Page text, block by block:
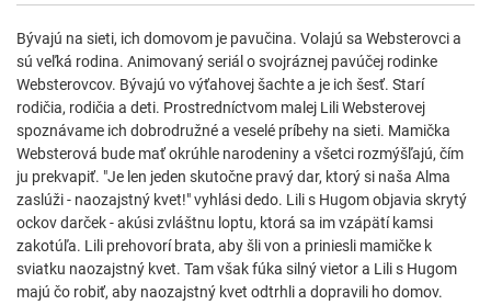
Bývajú na sieti, ich domovom je pavučina. Volajú sa Websterovci a
sú veľká rodina. Animovaný seriál o svojráznej pavúčej rodinke
Websterovcov. Bývajú vo výťahovej šachte a je ich šesť. Starí
rodičia, rodičia a deti. Prostredníctvom malej Lili Websterovej
spoznávame ich dobrodružné a veselé príbehy na sieti. Mamička
Websterová bude mať okrúhle narodeniny a všetci rozmýšľajú, čím
ju prekvapiť. "Je len jeden skutočne pravý dar, ktorý si naša Alma
zaslúži - naozajstný kvet!" vyhlási dedo. Lili s Hugom objavia skrytý
ockov darček - akúsi zvláštnu loptu, ktorá sa im vzápätí kamsi
zakotúľa. Lili prehovorí brata, aby šli von a priniesli mamičke k
sviatku naozajstný kvet. Tam však fúka silný vietor a Lili s Hugom
majú čo robiť, aby naozajstný kvet odtrhli a dopravili ho domov.